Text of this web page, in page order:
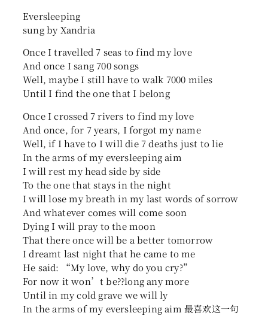
Eversleeping
sung by Xandria
Once I travelled 7 seas to find my love
And once I sang 700 songs
Well, maybe I still have to walk 7000 miles
Until I find the one that I belong
Once I crossed 7 rivers to find my love
And once, for 7 years, I forgot my name
Well, if I have to I will die 7 deaths just to lie
In the arms of my eversleeping aim
I will rest my head side by side
To the one that stays in the night
I will lose my breath in my last words of sorrow
And whatever comes will come soon
Dying I will pray to the moon
That there once will be a better tomorrow
I dreamt last night that he came to me
He said: “My love, why do you cry?”
For now it won’t be??long any more
Until in my cold grave we will ly
In the arms of my eversleeping aim 最喜欢这一句